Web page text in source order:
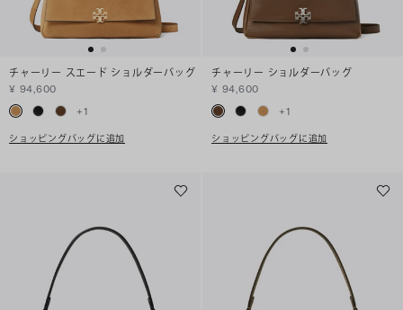
チャーリー スエード ショルダーバッグ
¥ 94,600
+1
ショッピングバッグに追加
チャーリー ショルダーバッグ
¥ 94,600
+1
ショッピングバッグに追加